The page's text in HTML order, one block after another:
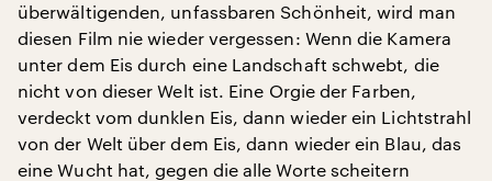
überwältigenden, unfassbaren Schönheit, wird man
diesen Film nie wieder vergessen: Wenn die Kamera
unter dem Eis durch eine Landschaft schwebt, die
nicht von dieser Welt ist. Eine Orgie der Farben,
verdeckt vom dunklen Eis, dann wieder ein Lichtstrahl
von der Welt über dem Eis, dann wieder ein Blau, das
eine Wucht hat, gegen die alle Worte scheitern